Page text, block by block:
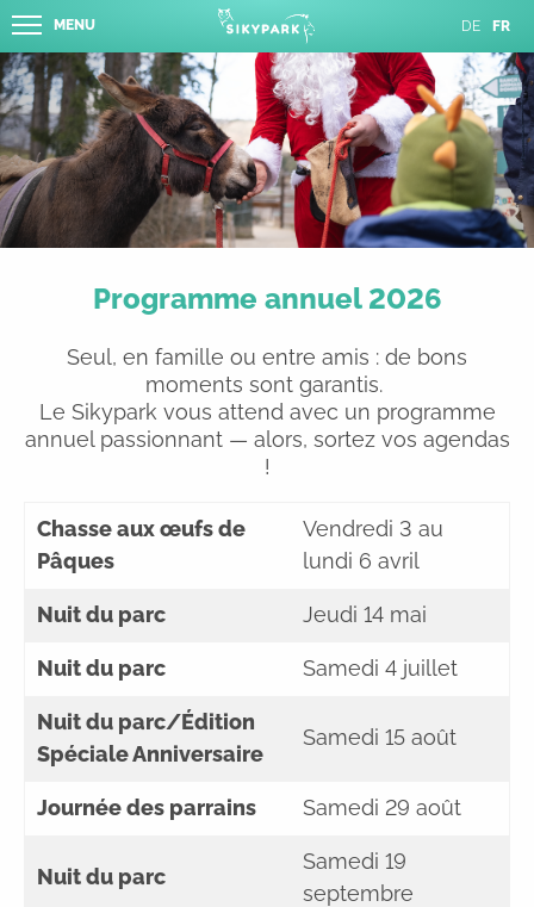
MENU DE FR
Programme annuel 2026
Seul, en famille ou entre amis : de bons
moments sont garantis.
Le Sikypark vous attend avec un programme
annuel passionnant — alors, sortez vos agendas
!
Chasse aux œufs de
Pâques
Vendredi 3 au
lundi 6 avril
Nuit du parc Jeudi 14 mai
Nuit du parc Samedi 4 juillet
Nuit du parc/Édition
Spéciale Anniversaire
Samedi 15 août
Journée des parrains Samedi 29 août
Nuit du parc
Samedi 19
septembre